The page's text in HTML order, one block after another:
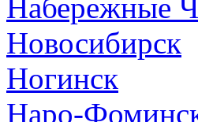
Набережные
Новосибирск
Ногинск
Наро-